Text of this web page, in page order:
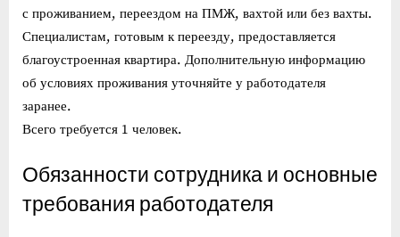
с проживанием, переездом на ПМЖ, вахтой или без вахты.
Специалистам, готовым к переезду, предоставляется
благоустроенная квартира. Дополнительную информацию
об условиях проживания уточняйте у работодателя
заранее.
Всего требуется 1 человек.
Обязанности сотрудника и основные
требования работодателя